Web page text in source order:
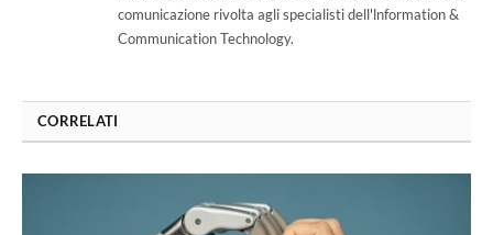
comunicazione rivolta agli specialisti dell'lnformation &
Communication Technology.
CORRELATI